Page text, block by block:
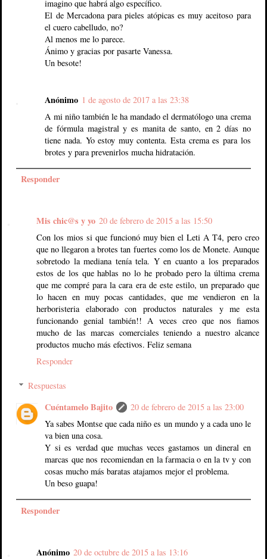
imagino que habrá algo específico.
El de Mercadona para pieles atópicas es muy aceitoso para
el cuero cabelludo, no?
Al menos me lo parece.
Ánimo y gracias por pasarte Vanessa.
Un besote!
Anónimo 1 de agosto de 2017 a las 23:38
A mi niño también le ha mandado el dermatólogo una crema
de fórmula magistral y es manita de santo, en 2 días no
tiene nada. Yo estoy muy contenta. Esta crema es para los
brotes y para prevenirlos mucha hidratación.
Responder
Mis chic@s y yo 20 de febrero de 2015 a las 15:50
Con los mios si que funcionó muy bien el Leti A T4, pero creo
que no llegaron a brotes tan fuertes como los de Monete. Aunque
sobretodo la mediana tenía tela. Y en cuanto a los preparados
estos de los que hablas no lo he probado pero la última crema
que me compré para la cara era de este estilo, un preparado que
lo hacen en muy pocas cantidades, que me vendieron en la
herboristeria elaborado con productos naturales y me esta
funcionando genial también!! A veces creo que nos fiamos
mucho de las marcas comerciales teniendo a nuestro alcance
productos mucho más efectivos. Feliz semana
Responder
Respuestas
Cuéntamelo Bajito
20 de febrero de 2015 a las 23:00
Ya sabes Montse que cada niño es un mundo y a cada uno le
va bien una cosa.
Y si es verdad que muchas veces gastamos un dineral en
marcas que nos recomiendan en la farmacia o en la tv y con
cosas mucho más baratas atajamos mejor el problema.
Un beso guapa!
Responder
Anónimo 20 de octubre de 2015 a las 13:16